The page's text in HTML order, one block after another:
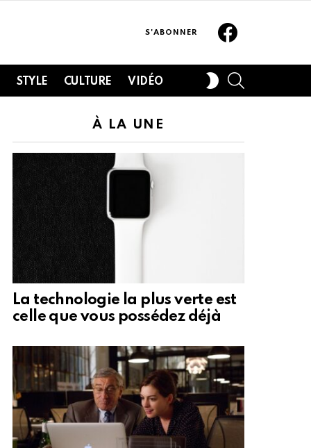
S'ABONNER
STYLE CULTURE VIDÉO
SWITCH
SKIN
À LA UNE
La technologie la plus verte est
celle que vous possédez déjà